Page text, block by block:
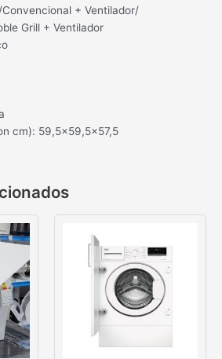
+ Ventilador/
Grill + Ventilador
cm): 59,5×59,5×57,5